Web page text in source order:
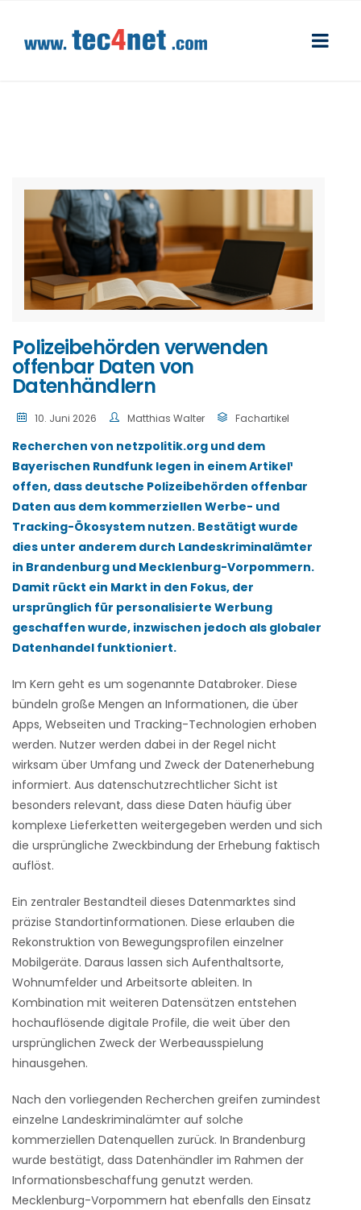
Polizeibehörden verwenden
offenbar Daten von
Datenhändlern
10. Juni 2026 Matthias Walter Fachartikel
Recherchen von netzpolitik.org und dem
Bayerischen Rundfunk legen in einem Artikel¹
offen, dass deutsche Polizeibehörden offenbar
Daten aus dem kommerziellen Werbe- und
Tracking-Ökosystem nutzen. Bestätigt wurde
dies unter anderem durch Landeskriminalämter
in Brandenburg und Mecklenburg-Vorpommern.
Damit rückt ein Markt in den Fokus, der
ursprünglich für personalisierte Werbung
geschaffen wurde, inzwischen jedoch als globaler
Datenhandel funktioniert.
Im Kern geht es um sogenannte Databroker. Diese
bündeln große Mengen an Informationen, die über
Apps, Webseiten und Tracking-Technologien erhoben
werden. Nutzer werden dabei in der Regel nicht
wirksam über Umfang und Zweck der Datenerhebung
informiert. Aus datenschutzrechtlicher Sicht ist
besonders relevant, dass diese Daten häufig über
komplexe Lieferketten weitergegeben werden und sich
die ursprüngliche Zweckbindung der Erhebung faktisch
auflöst.
Ein zentraler Bestandteil dieses Datenmarktes sind
präzise Standortinformationen. Diese erlauben die
Rekonstruktion von Bewegungsprofilen einzelner
Mobilgeräte. Daraus lassen sich Aufenthaltsorte,
Wohnumfelder und Arbeitsorte ableiten. In
Kombination mit weiteren Datensätzen entstehen
hochauflösende digitale Profile, die weit über den
ursprünglichen Zweck der Werbeausspielung
hinausgehen.
Nach den vorliegenden Recherchen greifen zumindest
einzelne Landeskriminalämter auf solche
kommerziellen Datenquellen zurück. In Brandenburg
wurde bestätigt, dass Datenhändler im Rahmen der
Informationsbeschaffung genutzt werden.
Mecklenburg-Vorpommern hat ebenfalls den Einsatz